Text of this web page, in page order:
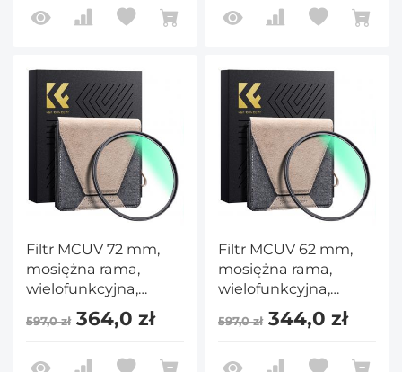
folia antyrefleksyjna,
folia antyrefleksyjna,
Filtr MCUV 72 mm,
mosiężna rama,
wielofunkcyjna,
ultracienka mosiężna
rama HD, 36-
folia antyrefleksyjna,
597,0 zł364,0 zł
Filtr MCUV 62 mm,
mosiężna rama,
wielofunkcyjna,
ultracienka mosiężna
rama HD, 36-
folia antyrefleksyjna,
597,0 zł344,0 zł